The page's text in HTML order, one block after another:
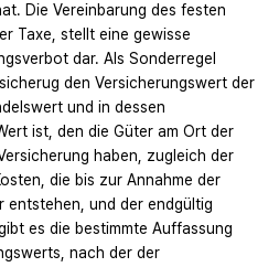
Die Vereinbarung des festen
Taxe, stellt eine gewisse
dar. Als Sonderregel
den Versicherungswert der
und in dessen
ist, den die Güter am Ort der
haben, zugleich der
die bis zur Annahme der
entstehen, und der endgültig
es die bestimmte Auffassung
nach der der